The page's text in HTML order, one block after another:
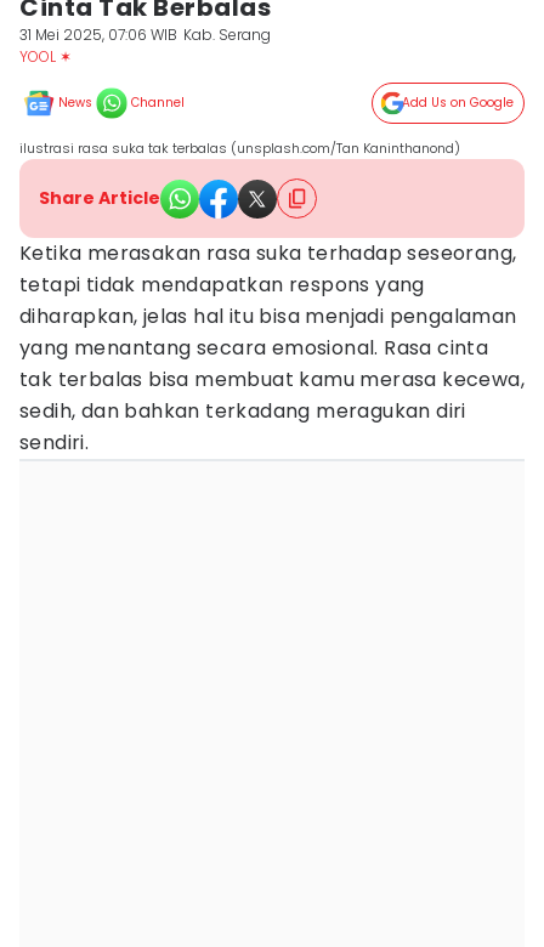
Cinta Tak Berbalas
31 Mei 2025, 07:06 WIB Kab. Serang
YOOL ✶
News Channel Add Us on Google
ilustrasi rasa suka tak terbalas (unsplash.com/Tan Kaninthanond)
Share Article
Ketika merasakan rasa suka terhadap seseorang,
tetapi tidak mendapatkan respons yang
diharapkan, jelas hal itu bisa menjadi pengalaman
yang menantang secara emosional. Rasa cinta
tak terbalas bisa membuat kamu merasa kecewa,
sedih, dan bahkan terkadang meragukan diri
sendiri.